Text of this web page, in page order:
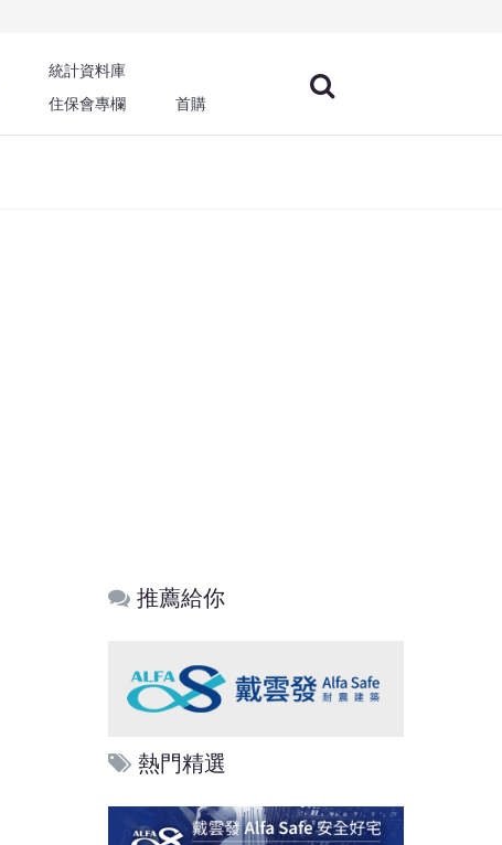
統計資料庫
住保會專欄 首購
推薦給你
熱門精選